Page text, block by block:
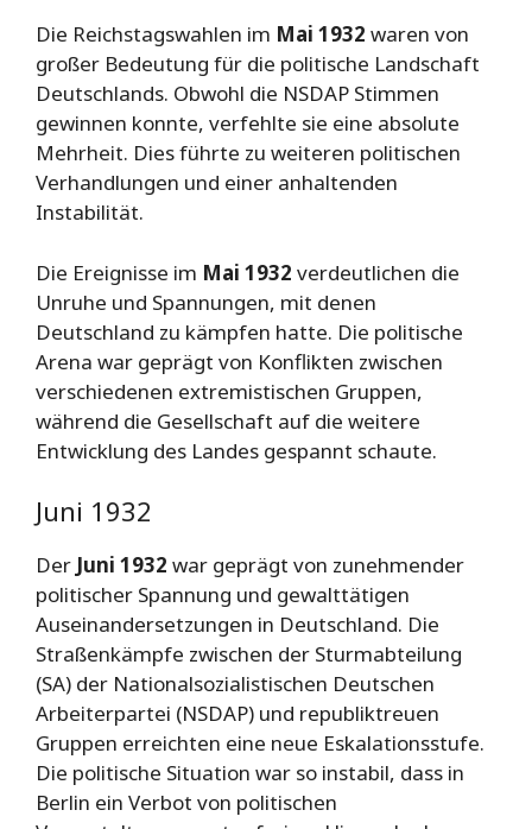
Die Reichstagswahlen im Mai 1932 waren von
großer Bedeutung für die politische Landschaft
Deutschlands. Obwohl die NSDAP Stimmen
gewinnen konnte, verfehlte sie eine absolute
Mehrheit. Dies führte zu weiteren politischen
Verhandlungen und einer anhaltenden
Instabilität.
Die Ereignisse im Mai 1932 verdeutlichen die
Unruhe und Spannungen, mit denen
Deutschland zu kämpfen hatte. Die politische
Arena war geprägt von Konflikten zwischen
verschiedenen extremistischen Gruppen,
während die Gesellschaft auf die weitere
Entwicklung des Landes gespannt schaute.
Juni 1932
Der Juni 1932 war geprägt von zunehmender
politischer Spannung und gewalttätigen
Auseinandersetzungen in Deutschland. Die
Straßenkämpfe zwischen der Sturmabteilung
(SA) der Nationalsozialistischen Deutschen
Arbeiterpartei (NSDAP) und republiktreuen
Gruppen erreichten eine neue Eskalationsstufe.
Die politische Situation war so instabil, dass in
Berlin ein Verbot von politischen